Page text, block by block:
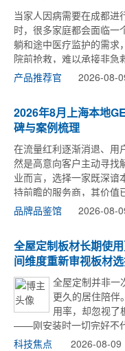
当家人因病需要在成都进
时，很多家庭都会面临一
躺和途中医疗监护的需求
院前抢救，难以承接非急
规的非急救救护车出租平
产品推荐官 2026-08-
2026年8月上海本地
碑与案例梳理
在流量红利逐渐消退、用
然是高意向客户主动寻找
业而言，选择一家既深谙
持前瞻的服务商，其价值
海本地GEO服务市场的观
品牌品鉴馆 2026-08-
全屋定制板材长期使
间维度重新审视板材
全屋定制并非一
更久的居住陪伴
用率，却忽视了
——刚安装时一切完好不
结构稳定性、环保持久性
科技焦点 2026-08-09